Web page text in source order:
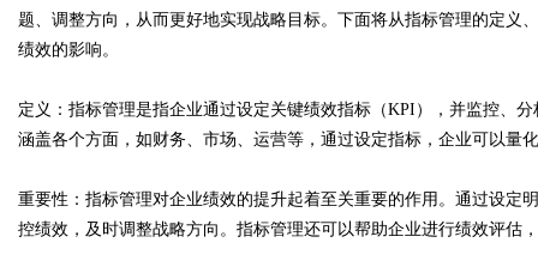
uz
题、调整方向，从而更好地实现战略目标。下面将从指标管理的定义
绩效的影响。
定义：指标管理是指企业通过设定关键绩效指标（KPI），并监控、
涵盖各个方面，如财务、市场、运营等，通过设定指标，企业可以量
重要性：指标管理对企业绩效的提升起着至关重要的作用。通过设定
控绩效，及时调整战略方向。指标管理还可以帮助企业进行绩效评估